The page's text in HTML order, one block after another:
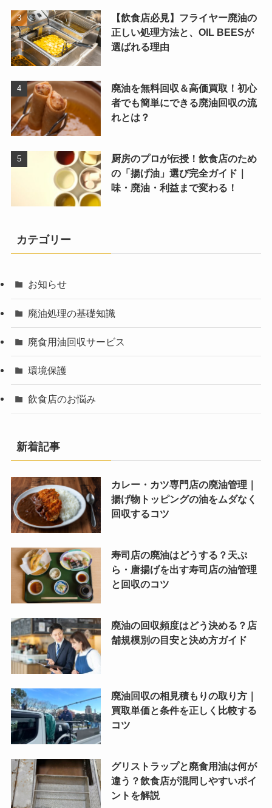
【飲食店必見】フライヤー廃油の
正しい処理方法と、OIL BEESが
選ばれる理由
廃油を無料回収＆高価買取！初心
者でも簡単にできる廃油回収の流
れとは？
厨房のプロが伝授！飲食店のため
の「揚げ油」選び完全ガイド｜
味・廃油・利益まで変わる！
カテゴリー
お知らせ
廃油処理の基礎知識
廃食用油回収サービス
環境保護
飲食店のお悩み
新着記事
カレー・カツ専門店の廃油管理｜
揚げ物トッピングの油をムダなく
回収するコツ
寿司店の廃油はどうする？天ぷ
ら・唐揚げを出す寿司店の油管理
と回収のコツ
廃油の回収頻度はどう決める？店
舗規模別の目安と決め方ガイド
廃油回収の相見積もりの取り方｜
買取単価と条件を正しく比較する
コツ
グリストラップと廃食用油は何が
違う？飲食店が混同しやすいポイ
ントを解説